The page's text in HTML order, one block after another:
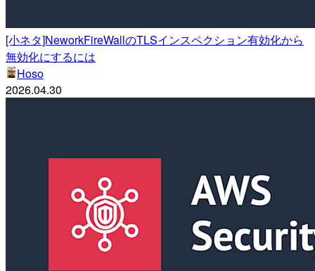
[小ネタ]NeworkFireWallのTLSインスペクション有効化から
無効化にするには
Hoso
2026.04.30